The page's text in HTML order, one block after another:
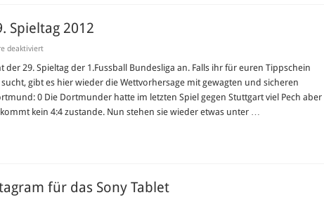
Spieltag 2012
deaktiviertfür
29.
Spieltag
2012
29. Spieltag der 1.Fussball Bundesliga an. Falls ihr für euren Tippschein
gibt es hier wieder die Wettvorhersage mit gewagten und sicheren
0 Die Dortmunder hatte im letzten Spiel gegen Stuttgart viel Pech aber
kein 4:4 zustande. Nun stehen sie wieder etwas unter …
für das Sony Tablet